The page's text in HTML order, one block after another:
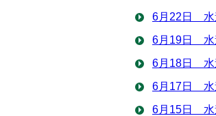
6月22日 水
6月19日 水
6月18日 水
6月17日 水
6月15日 水